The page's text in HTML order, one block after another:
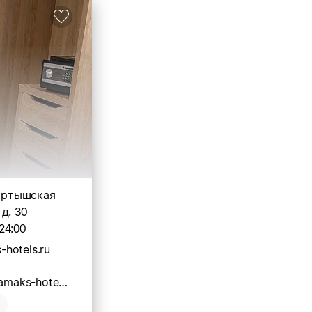
30
hotels.ru
https://omsk.amaks-hotels.ru